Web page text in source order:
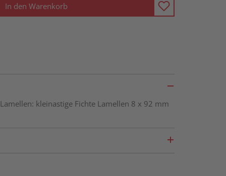
In den Warenkorb
kleinastige Fichte Lamellen 8 x 92 mm